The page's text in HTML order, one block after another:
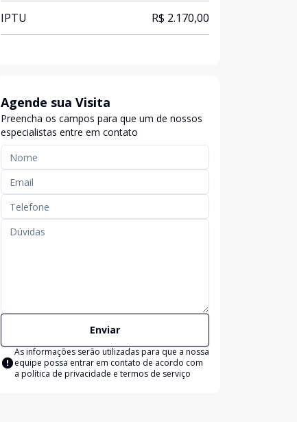
IPTU R$ 2.170,00
Agende sua Visita
Preencha os campos para que um de nossos
especialistas entre em contato
Enviar
As informações serão utilizadas para que a nossa
equipe possa entrar em contato de acordo com
a política de privacidade e termos de serviço